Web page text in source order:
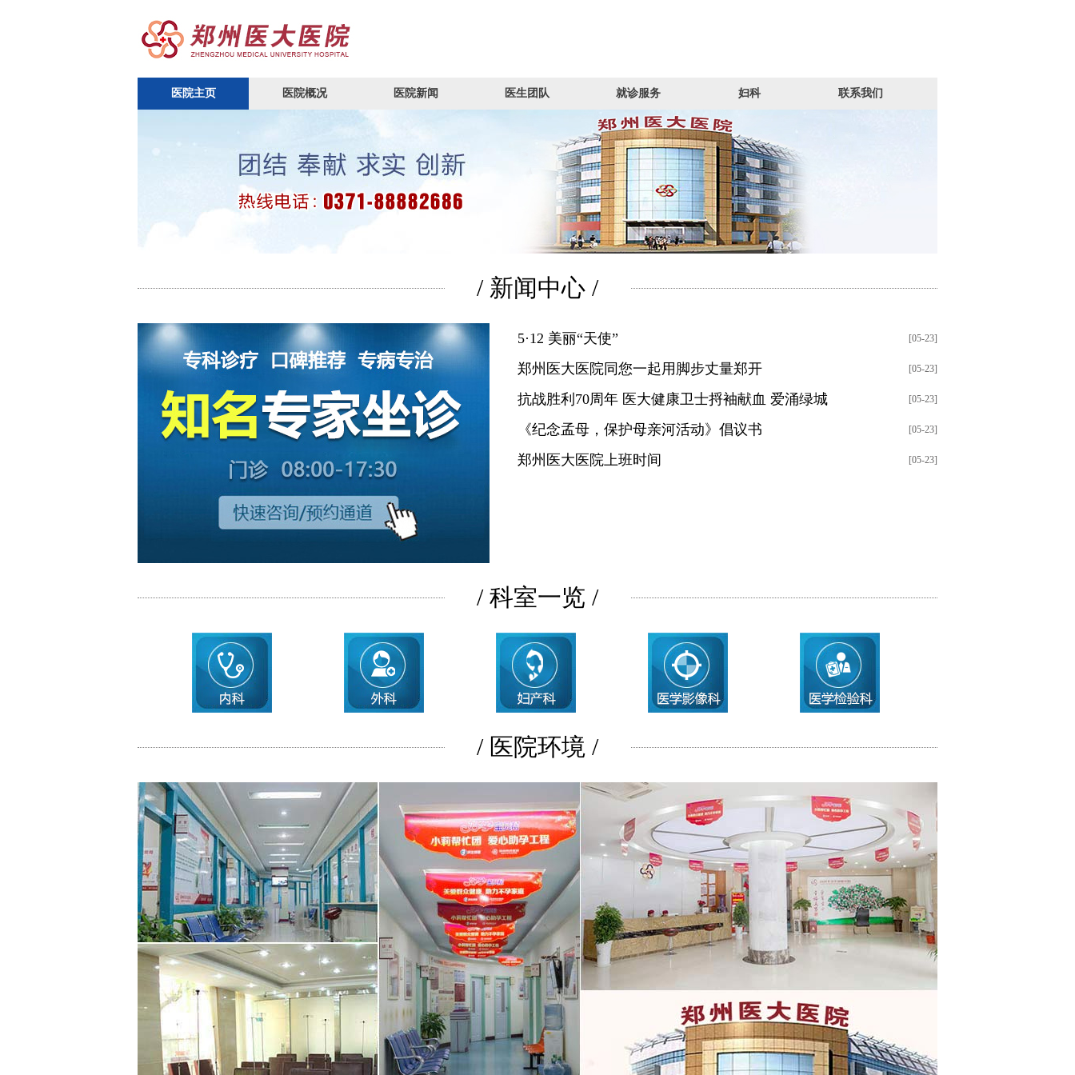
医院主页 医院概况 医院新闻 医生团队 就诊服务 妇科 联系我们
/ 新闻中心 /
[05-23]
5·12 美丽“天使”
[05-23]
郑州医大医院同您一起用脚步丈量郑开
[05-23]
抗战胜利70周年 医大健康卫士捋袖献血 爱涌绿城
[05-23]
《纪念孟母，保护母亲河活动》倡议书
[05-23]
郑州医大医院上班时间
/ 科室一览 /
/ 医院环境 /